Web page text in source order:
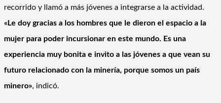
recorrido y llamó a más jóvenes a integrarse a la actividad.
«Le doy gracias a los hombres que le dieron el espacio a la
mujer para poder incursionar en este mundo. Es una
experiencia muy bonita e invito a las jóvenes a que vean su
futuro relacionado con la minería, porque somos un país
minero», indicó.